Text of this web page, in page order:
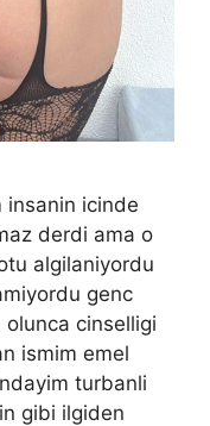
insanin icinde
derdi ama o
algilaniyordu
genc
cinselligi
ismim emel
turbanli
gibi ilgiden